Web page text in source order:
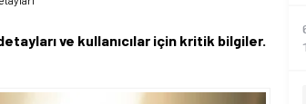
ve kullanıcılar için kritik bilgiler.